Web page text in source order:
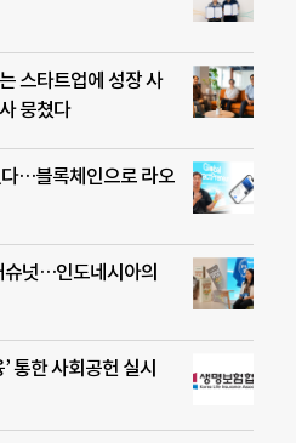
스타트업에 성장 사
뭉쳤다
…블록체인으로 라오
슈넛…인도네시아의
통한 사회공헌 실시